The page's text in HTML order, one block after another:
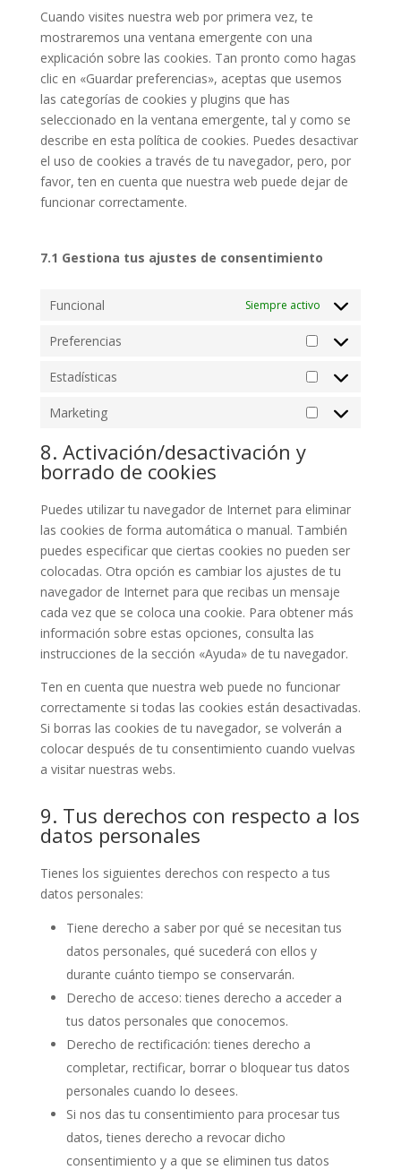
Cuando visites nuestra web por primera vez, te
mostraremos una ventana emergente con una
explicación sobre las cookies. Tan pronto como hagas
clic en «Guardar preferencias», aceptas que usemos
las categorías de cookies y plugins que has
seleccionado en la ventana emergente, tal y como se
describe en esta política de cookies. Puedes desactivar
el uso de cookies a través de tu navegador, pero, por
favor, ten en cuenta que nuestra web puede dejar de
funcionar correctamente.
7.1 Gestiona tus ajustes de consentimiento
Funcional Siempre activo
Preferencias
Preferencias
Estadísticas
Estadísticas
Marketing
Marketing
8. Activación/desactivación y
borrado de cookies
Puedes utilizar tu navegador de Internet para eliminar
las cookies de forma automática o manual. También
puedes especificar que ciertas cookies no pueden ser
colocadas. Otra opción es cambiar los ajustes de tu
navegador de Internet para que recibas un mensaje
cada vez que se coloca una cookie. Para obtener más
información sobre estas opciones, consulta las
instrucciones de la sección «Ayuda» de tu navegador.
Ten en cuenta que nuestra web puede no funcionar
correctamente si todas las cookies están desactivadas.
Si borras las cookies de tu navegador, se volverán a
colocar después de tu consentimiento cuando vuelvas
a visitar nuestras webs.
9. Tus derechos con respecto a los
datos personales
Tienes los siguientes derechos con respecto a tus
datos personales:
Tiene derecho a saber por qué se necesitan tus
datos personales, qué sucederá con ellos y
durante cuánto tiempo se conservarán.
Derecho de acceso: tienes derecho a acceder a
tus datos personales que conocemos.
Derecho de rectificación: tienes derecho a
completar, rectificar, borrar o bloquear tus datos
personales cuando lo desees.
Si nos das tu consentimiento para procesar tus
datos, tienes derecho a revocar dicho
consentimiento y a que se eliminen tus datos